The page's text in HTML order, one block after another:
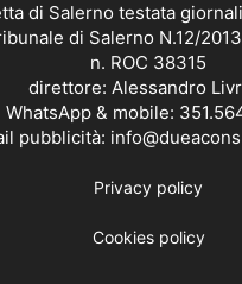
di Salerno testata
di Salerno N.12/
n. ROC 38315
direttore: Alessandro
WhatsApp & mobile:
pubblicità:
Privacy policy
Cookies policy